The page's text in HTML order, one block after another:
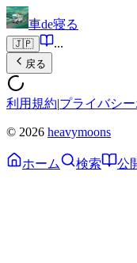
車de寝る
🇯🇵 ...
戻る
利用規約|プライバシ
© 2026 heavymoons
ホーム 検索 公